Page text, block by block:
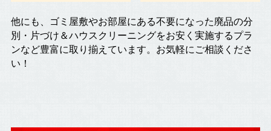
他にも、ゴミ屋敷やお部屋にある不要になった廃品の分
別・片づけ＆ハウスクリーニングをお安く実施するプラ
ンなど豊富に取り揃えています。お気軽にご相談くださ
い！